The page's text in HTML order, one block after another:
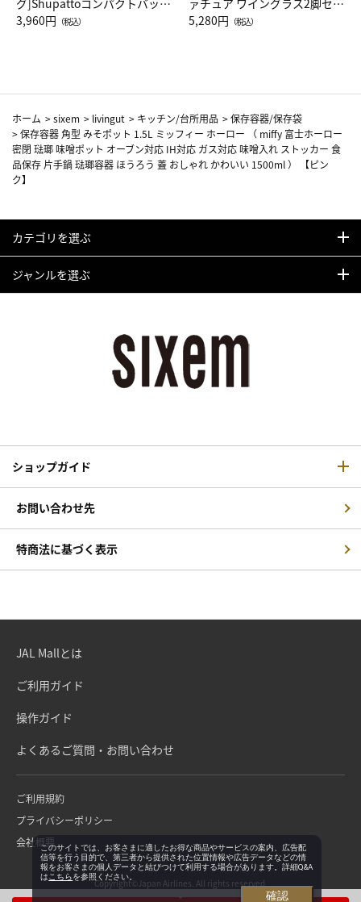
Drop JAL客室乗務員（LC）ス
3,960円 （税込）
ト（レッドワイン）
5,280円 （税込）
ホーム >sixem > livingut > キッチン/台所用品 >保存容器/保存袋
>保存容器 角型 みそポット 1.5L ミッフィー ホーロー （ miffy 富士ホーロー
密閉 琺瑯 味噌ポット オーブン対応 IH対応 ガス対応 味噌入れ ストッカー 食
品保存 片手鍋 琺瑯容器 ほうろう 蓋 おしゃれ かわいい 1500ml ） 【ピン
ク】
カテゴリを選ぶ
ジャンルを選ぶ
ショップガイド
お問い合わせ先
特商法に基づく表示
JAL Mallとは
ご利用ガイド
操作ガイド
よくあるご質問・お問い合わせ
ご利用規約
プライバシーポリシー
会社概要
Copyright©Japan Airlines. All rights reserved.
このサイトでは、お客さまに適したお得な商品やサービスの案内、広告配
信等を行う目的で、第三者から提供された位置情報や広告データなどの情
報をお客さまの個人データと結びつけて利用する場合があります。詳細Q&A
は こちらを参照ください。
確認